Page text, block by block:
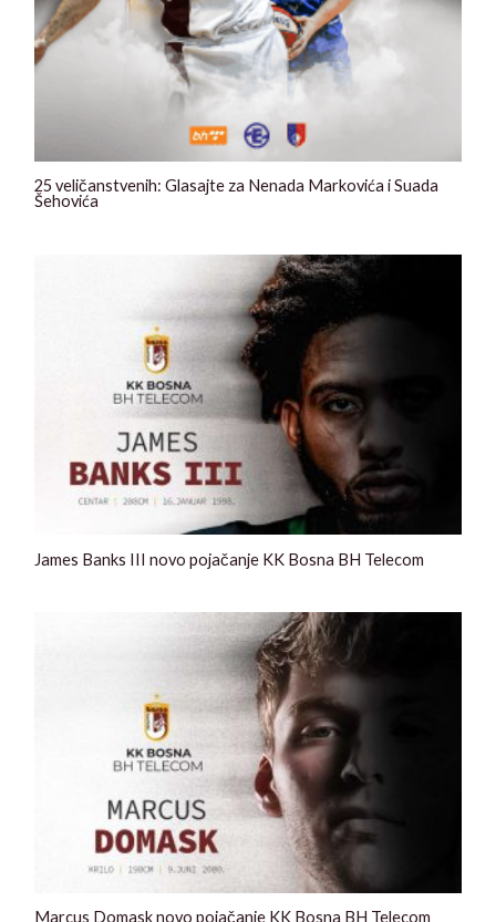
25 veličanstvenih: Glasajte za Nenada Markovića i Suada
Šehovića
James Banks III novo pojačanje KK Bosna BH Telecom
Marcus Domask novo pojačanje KK Bosna BH Telecom